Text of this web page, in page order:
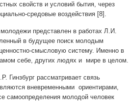
свойств и условий бытия, через
средовые воздействия [8].
представлен в работах Л.И.
в будущее поиск молодым
смысловую систему. Именно в
себе, других людях и мире в целом.
рассматривает связь
вневременными ориентирами,
самоопределения молодой человек